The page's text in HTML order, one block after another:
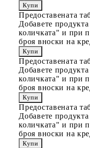
Предоставената
Добавете
количката" и при
броя вноски на
Предоставената
Добавете
количката" и при
броя вноски на
Предоставената
Добавете
количката" и при
броя вноски на